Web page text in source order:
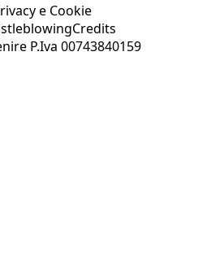
e Cookie
Credits
P.Iva 00743840159